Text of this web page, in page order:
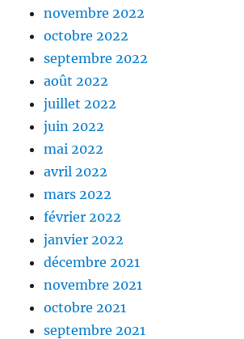
novembre 2022
octobre 2022
septembre 2022
août 2022
juillet 2022
juin 2022
mai 2022
avril 2022
mars 2022
février 2022
janvier 2022
décembre 2021
novembre 2021
octobre 2021
septembre 2021